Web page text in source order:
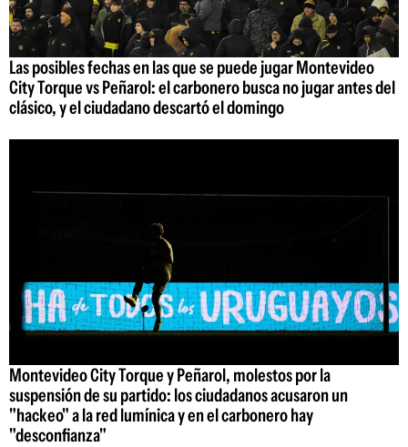
Las posibles fechas en las que se puede jugar Montevideo
City Torque vs Peñarol: el carbonero busca no jugar antes del
clásico, y el ciudadano descartó el domingo
Montevideo City Torque y Peñarol, molestos por la
suspensión de su partido: los ciudadanos acusaron un
"hackeo" a la red lumínica y en el carbonero hay
"desconfianza"